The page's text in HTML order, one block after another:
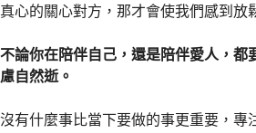
真心的關心對方，那才會使我們感到放
不論你在陪伴自己，還是陪伴愛人，都
慮自然逝。
沒有什麼事比當下要做的事更重要，專